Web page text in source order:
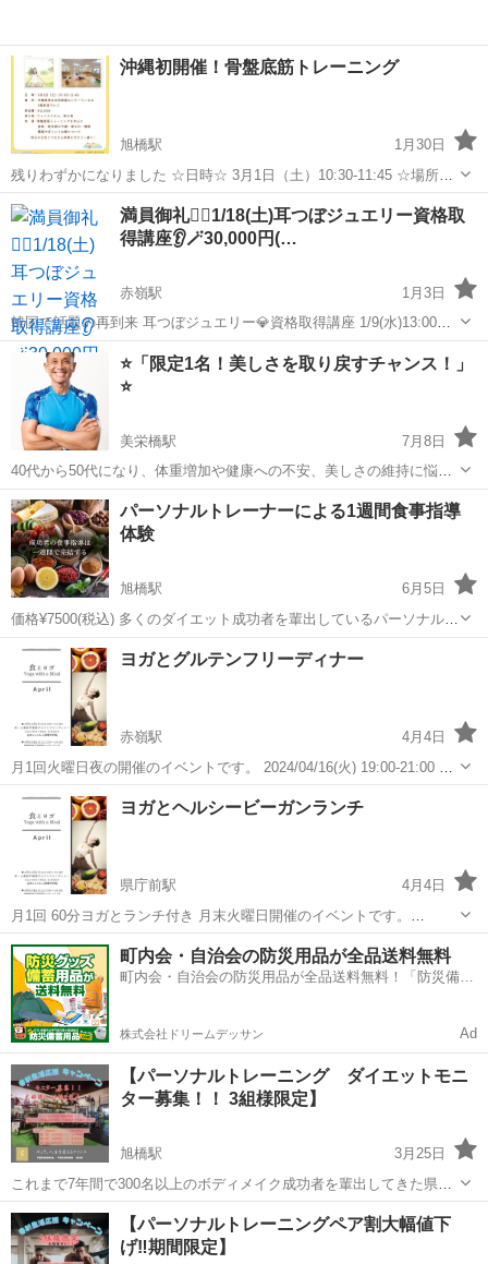
沖縄初開催！骨盤底筋トレーニング
旭橋駅
1月30日
残りわずかになりました ☆日時☆ 3月1日（土）10:30-11:45 ☆場所☆
沖縄県男女共同参画センターているる 3階和室でいご ☆参加費☆
¥2,000👛 ☆持ち物☆ フェイスタオル、飲み物 ☆内容☆ 骨盤底筋...
沖縄 那覇市 旭橋駅 骨盤底筋
満員御礼❤️‍🔥1/18(土)耳つぼジュエリー資格取
得講座👂🪄30,000円(…
赤嶺駅
1月3日
韓国で話題の再到来 耳つぼジュエリー💎資格取得講座 1/9(水)13:00〜
15:00 満員御礼🈵 1/18(土)10:00〜12:00(2H) 満員御礼🈵 サロンで人気
のツボをレッスンするので 学んだ...
沖縄 那覇市 赤嶺駅 その他 つぼ
⭐️「限定1名！美しさを取り戻すチャンス！」
⭐️
美栄橋駅
7月8日
40代から50代になり、体重増加や健康への不安、美しさの維持に悩ん
でいませんか？お気に入りの服がきつくなったり、体力の低下を感じ
たりすることはありませんか？いつまでも美しくありたいという願い
が、日に日に強くなるのではないでし...
沖縄 那覇市 美栄橋駅 その他 遺伝子検査
パーソナルトレーナーによる1週間食事指導
体験
旭橋駅
6月5日
価格¥7500(税込) 多くのダイエット成功者を輩出しているパーソナルト
レーニングジム イチ https://1chis.com で実際に行っている食事指
導を1週間体験できます。 写真4枚目に実際このサービスを受けた方
の...
沖縄 那覇市 旭橋駅 パーソナルトレーニング
ヨガとグルテンフリーディナー
赤嶺駅
4月4日
月1回火曜日夜の開催のイベントです。 2024/04/16(火) 19:00-21:00 テ
ーマは「内側からのスパイスで代謝アップ❤️‍🔥」 YOGAは、呼吸・優し
いストレッチと陰ヨガで体の滞りやつまりを...
沖縄 那覇市 赤嶺駅 スパイス
ヨガとヘルシービーガンランチ
県庁前駅
4月4日
月1回 60分ヨガとランチ付き 月末火曜日開催のイベントです。
2024/04/30(火) 12:00-14:00 テーマは「心と体と地球に優しい時間」🌿
フィームローラーを使いストレッチとヨガポーズ...
沖縄 那覇市 県庁前駅 その他 グルテンフリー
町内会・自治会の防災用品が全品送料無料
町内会・自治会の防災用品が全品送料無料！「防災備蓄
株式会社ドリームデッサン Ad
【パーソナルトレーニング ダイエットモニ
ター募集！！ 3組様限定】
旭橋駅
3月25日
これまで7年間で300名以上のボディメイク成功者を輩出してきた県内
屈指のパーソナルトレーニングジム【パーソナルトレーニングイチ】
が4年ぶりにダイエットモニターを募集します！ 先日2組様限定で募集
したところあっという間に枠が埋...
沖縄 那覇市 旭橋駅 その他 パーソナルトレーニング
【パーソナルトレーニングペア割大幅値下
げ‼️期間限定】